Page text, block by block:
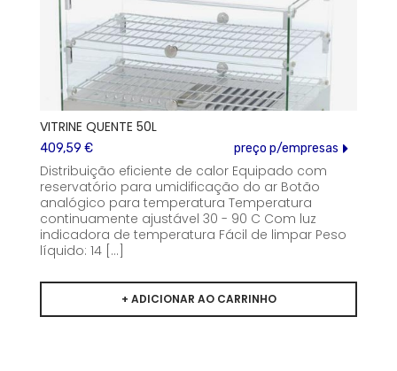
VITRINE QUENTE 50L
409,59 € preço p/empresas
Distribuição eficiente de calor Equipado com
reservatório para umidificação do ar Botão
analógico para temperatura Temperatura
continuamente ajustável 30 - 90 C Com luz
indicadora de temperatura Fácil de limpar Peso
líquido: 14 [...]